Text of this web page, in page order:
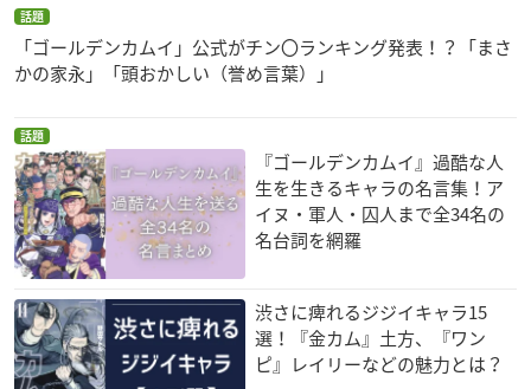
話題
「ゴールデンカムイ」公式がチン〇ランキング発表！？「まさ
かの家永」「頭おかしい（誉め言葉）」
話題
『ゴールデンカムイ』過酷な人
生を生きるキャラの名言集！ア
イヌ・軍人・囚人まで全34名の
名台詞を網羅
渋さに痺れるジジイキャラ15
選！『金カム』土方、『ワン
ピ』レイリーなどの魅力とは？